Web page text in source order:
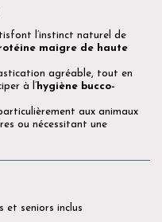
l’instinct naturel de
maigre de haute
agréable, tout en
à l’
hygiène bucco-
aux animaux
ou nécessitant une
et seniors inclus